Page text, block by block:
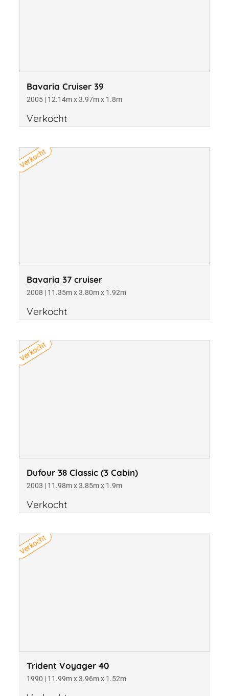
Bavaria Cruiser 39
2005 | 12.14m x 3.97m x 1.8m
Verkocht
Verkocht
Bavaria 37 cruiser
2008 | 11.35m x 3.80m x 1.92m
Verkocht
Verkocht
Dufour 38 Classic (3 Cabin)
2003 | 11.98m x 3.85m x 1.9m
Verkocht
Verkocht
Trident Voyager 40
1990 | 11.99m x 3.96m x 1.52m